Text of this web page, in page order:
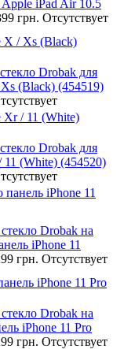
iPad Air 10.5
грн. Отсутствует
X / Xs (Black)
Drobak для
(Black) (454519)
Xr / 11 (White)
Drobak для
11 (White) (454520)
iPhone 11
Drobak на
iPhone 11
грн. Отсутствует
iPhone 11 Pro
Drobak на
iPhone 11 Pro
грн. Отсутствует